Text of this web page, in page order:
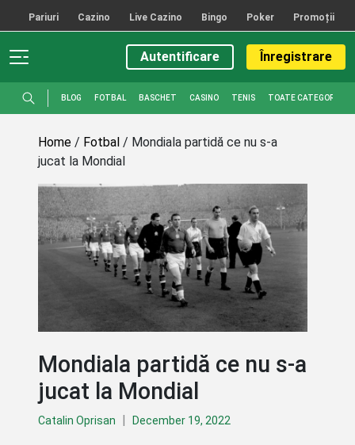
Pariuri Cazino Live Cazino Bingo Poker Promoții
Autentificare Înregistrare
BLOG FOTBAL BASCHET CASINO TENIS TOATE CATEGORIILE
Home / Fotbal / Mondiala partidă ce nu s-a
jucat la Mondial
Mondiala partidă ce nu s-a
jucat la Mondial
Catalin Oprisan December 19, 2022